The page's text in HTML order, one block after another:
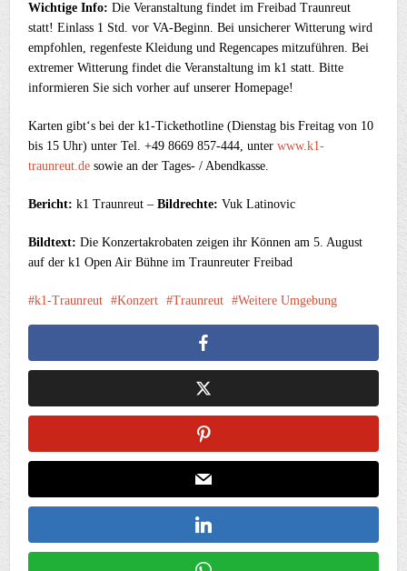
Wichtige Info: Die Veranstaltung findet im Freibad Traunreut
statt! Einlass 1 Std. vor VA-Beginn. Bei unsicherer Witterung wird
empfohlen, regenfeste Kleidung und Regencapes mitzuführen. Bei
extremer Witterung findet die Veranstaltung im k1 statt. Bitte
informieren Sie sich vorher auf unserer Homepage!
Karten gibt‘s bei der k1-Tickethotline (Dienstag bis Freitag von 10
bis 15 Uhr) unter Tel. +49 8669 857-444, unterwww.k1-
traunreut.de sowie an der Tages- / Abendkasse.
Bericht: k1 Traunreut –Bildrechte: Vuk Latinovic
Bildtext: Die Konzertakrobaten zeigen ihr Können am 5. August
auf der k1 Open Air Bühne im Traunreuter Freibad
k1-Traunreut Konzert Traunreut Weitere Umgebung